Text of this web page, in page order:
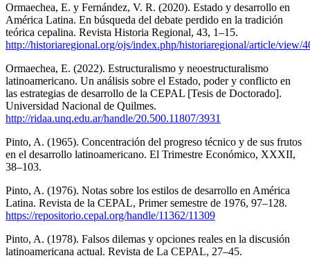
Ormaechea, E. y Fernández, V. R. (2020). Estado y desarrollo en
América Latina. En búsqueda del debate perdido en la tradición
teórica cepalina. Revista Historia Regional, 43, 1–15.
http://historiaregional.org/ojs/index.php/historiaregional/article/view/
Ormaechea, E. (2022). Estructuralismo y neoestructuralismo
latinoamericano. Un análisis sobre el Estado, poder y conflicto en
las estrategias de desarrollo de la CEPAL [Tesis de Doctorado].
Universidad Nacional de Quilmes.
http://ridaa.unq.edu.ar/handle/20.500.11807/3931
Pinto, A. (1965). Concentración del progreso técnico y de sus frutos
en el desarrollo latinoamericano. El Trimestre Económico, XXXII,
38–103.
Pinto, A. (1976). Notas sobre los estilos de desarrollo en América
Latina. Revista de la CEPAL, Primer semestre de 1976, 97–128.
https://repositorio.cepal.org/handle/11362/11309
Pinto, A. (1978). Falsos dilemas y opciones reales en la discusión
latinoamericana actual. Revista de La CEPAL, 27–45.